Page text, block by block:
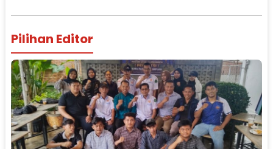
Pilihan Editor